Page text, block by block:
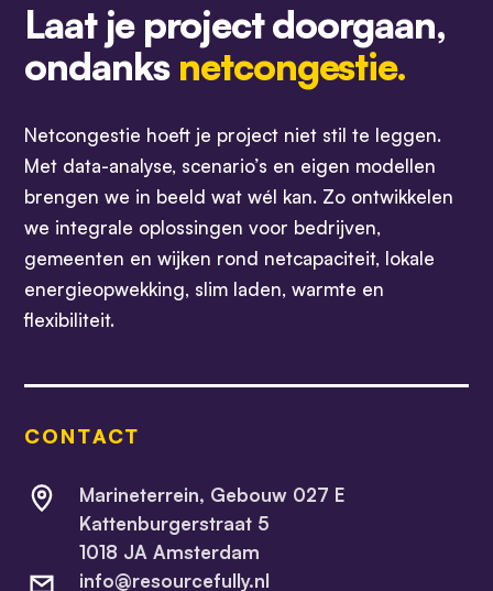
Laat je project doorgaan,
ondanks netcongestie.
Netcongestie hoeft je project niet stil te leggen.
Met data-analyse, scenario’s en eigen modellen
brengen we in beeld wat wél kan. Zo ontwikkelen
we integrale oplossingen voor bedrijven,
gemeenten en wijken rond netcapaciteit, lokale
energieopwekking, slim laden, warmte en
flexibiliteit.
CONTACT
Marineterrein, Gebouw 027 E
Kattenburgerstraat 5
1018 JA Amsterdam
info@resourcefully.nl